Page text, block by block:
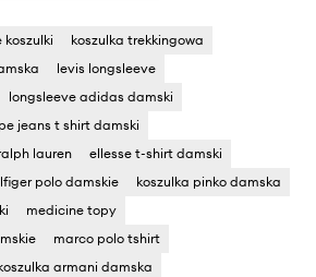
koszulki
koszulka trekkingowa
levis longsleeve
longsleeve adidas damski
jeans t shirt damski
lauren
ellesse t-shirt damski
polo damskie
koszulka pinko damska
medicine topy
marco polo tshirt
armani damska